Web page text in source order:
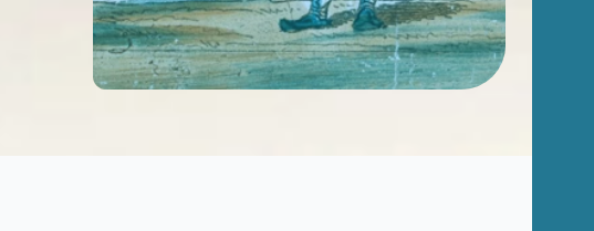
Affaires de nationalité et émigration
Evénements historiques, conflits et soldats